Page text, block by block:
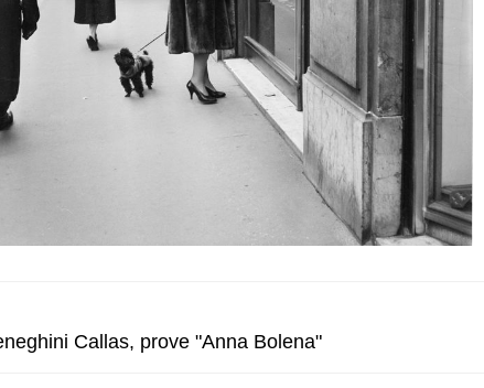
Callas, prove "Anna Bolena"